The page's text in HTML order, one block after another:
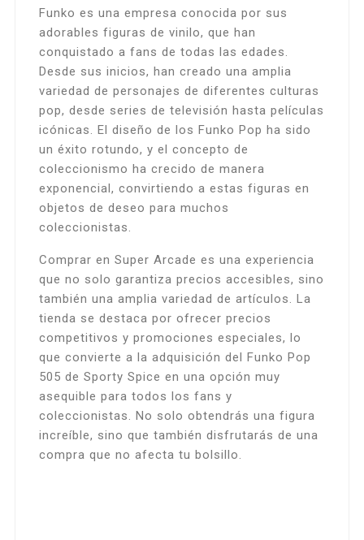
Funko es una empresa conocida por sus
adorables figuras de vinilo, que han
conquistado a fans de todas las edades.
Desde sus inicios, han creado una amplia
variedad de personajes de diferentes culturas
pop, desde series de televisión hasta películas
icónicas. El diseño de los Funko Pop ha sido
un éxito rotundo, y el concepto de
coleccionismo ha crecido de manera
exponencial, convirtiendo a estas figuras en
objetos de deseo para muchos
coleccionistas.
Comprar en Super Arcade es una experiencia
que no solo garantiza precios accesibles, sino
también una amplia variedad de artículos. La
tienda se destaca por ofrecer precios
competitivos y promociones especiales, lo
que convierte a la adquisición del Funko Pop
505 de Sporty Spice en una opción muy
asequible para todos los fans y
coleccionistas. No solo obtendrás una figura
increíble, sino que también disfrutarás de una
compra que no afecta tu bolsillo.